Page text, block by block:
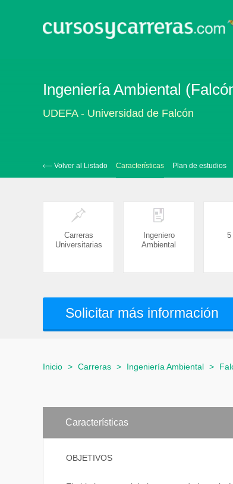
Ingeniería Ambiental
UDEFA - Universidad de Falcón
‹— Volver al Listado Características Plan de estudios
Carreras
Universitarias
Ingeniero
Ambiental
5
Solicitar más información
Inicio > Carreras > Ingeniería Ambiental >
Características
OBJETIVOS